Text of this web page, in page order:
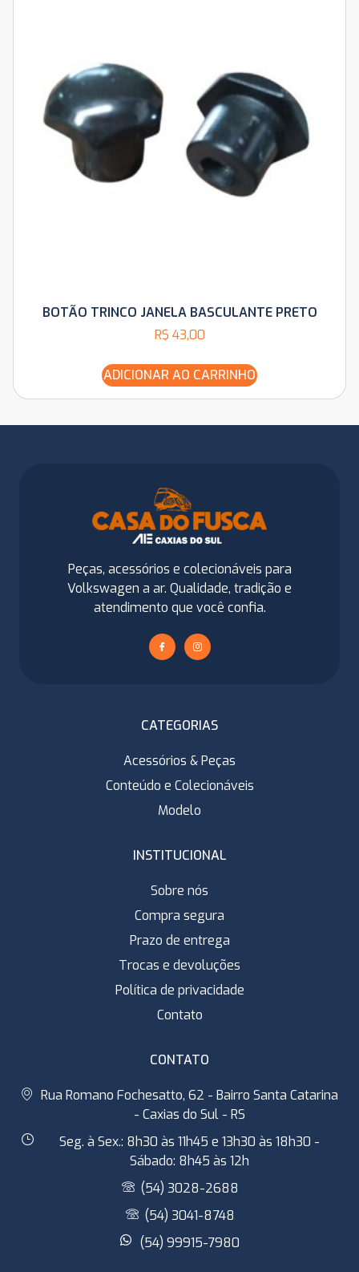
BOTÃO TRINCO JANELA BASCULANTE PRETO
R$ 43,00
ADICIONAR AO CARRINHO
Peças, acessórios e colecionáveis para
Volkswagen a ar. Qualidade, tradição e
atendimento que você confia.
CATEGORIAS
Acessórios & Peças
Conteúdo e Colecionáveis
Modelo
INSTITUCIONAL
Sobre nós
Compra segura
Prazo de entrega
Trocas e devoluções
Política de privacidade
Contato
CONTATO
Rua Romano Fochesatto, 62 - Bairro Santa Catarina
- Caxias do Sul - RS
Seg. à Sex.: 8h30 às 11h45 e 13h30 às 18h30 -
Sábado: 8h45 às 12h
(54) 3028-2688
(54) 3041-8748
(54) 99915-7980